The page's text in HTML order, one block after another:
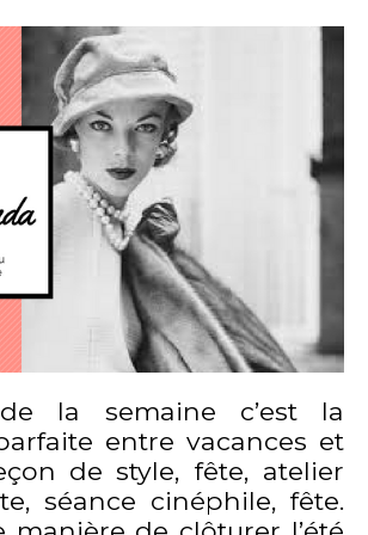
de la semaine c’est la
entre vacances et
de style, fête, atelier
séance cinéphile, fête.